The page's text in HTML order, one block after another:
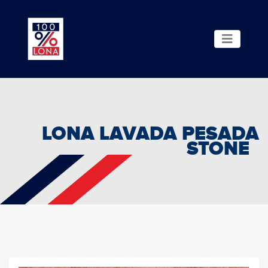
LONA LAVADA PESADA
STONE